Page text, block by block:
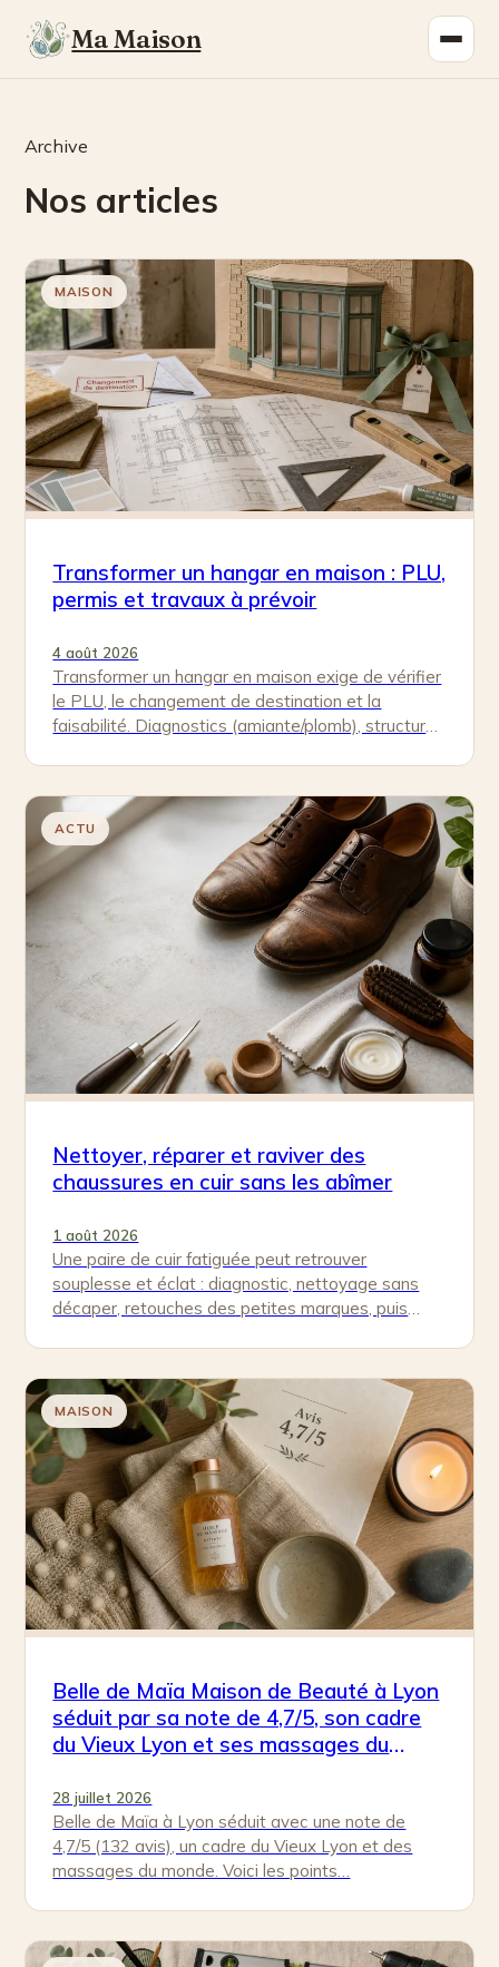
Ma Maison
Archive
Nos articles
MAISON
Transformer un hangar en maison : PLU,
permis et travaux à prévoir
4 août 2026
Transformer un hangar en maison exige de vérifier
le PLU, le changement de destination et la
faisabilité. Diagnostics (amiante/plomb), structure,
ACTU
Nettoyer, réparer et raviver des
chaussures en cuir sans les abîmer
1 août 2026
Une paire de cuir fatiguée peut retrouver
souplesse et éclat : diagnostic, nettoyage sans
décaper, retouches des petites marques, puis
MAISON
Belle de Maïa Maison de Beauté à Lyon
séduit par sa note de 4,7/5, son cadre
du Vieux Lyon et ses massages du
28 juillet 2026
Belle de Maïa à Lyon séduit avec une note de
4,7/5 (132 avis), un cadre du Vieux Lyon et des
massages du monde. Voici les points…